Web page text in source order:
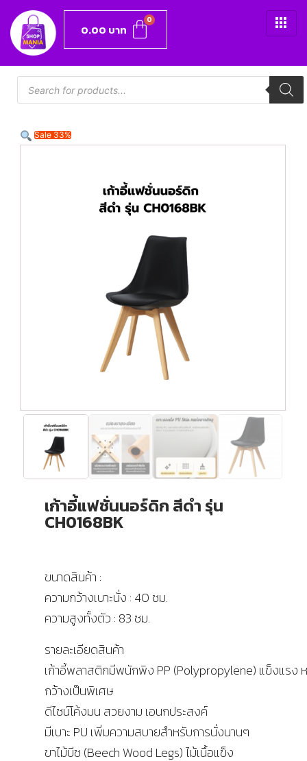
0.00 บาท
Sale 33%
เก้าอี้แฟชั่นนอร์ดิก สีดำ รุ่น
CH0168BK
ขนาดสินค้า :
ความกว้างเบาะนั่ง : 40 ซม.
ความสูงทั้งตัว : 83 ซม.
รายละเอียดสินค้า
เก้าอี้พลาสติกมีพนักพิง PP (Polypropylene) แข็งแรง
กว้างเป็นพิเศษ
ดีไซน์โค้งมน สวยงาม เอนกประสงค์
มีเบาะ PU เพิ่มความสบายสำหรับการนั่งนานๆ
ขาไม้บีช (Beech Wood Legs) ไม้เนื้อแข็ง